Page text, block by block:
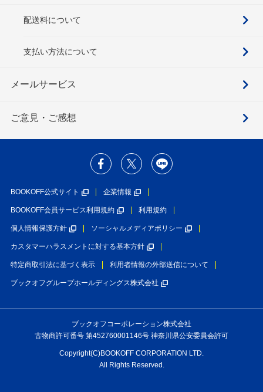
配送料について
支払い方法について
メールサービス
ご意見・ご感想
BOOKOFF公式サイト 企業情報
BOOKOFF会員サービス利用規約 利用規約
個人情報保護方針 ソーシャルメディアポリシー
カスタマーハラスメントに対する基本方針
特定商取引法に基づく表示 利用者情報の外部送信について
ブックオフグループホールディングス株式会社
ブックオフコーポレーション株式会社
古物商許可番号 第452760001146号 神奈川県公安委員会許可
Copyright(C)BOOKOFF CORPORATION LTD.
All Rights Reserved.